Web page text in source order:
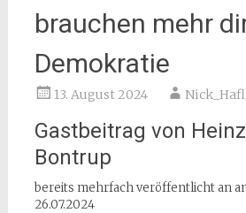
brauchen mehr
Demokratie
13. August 2024
Gastbeitrag von
Bontrup
bereits mehrfach veröffentlicht an
26.07.2024